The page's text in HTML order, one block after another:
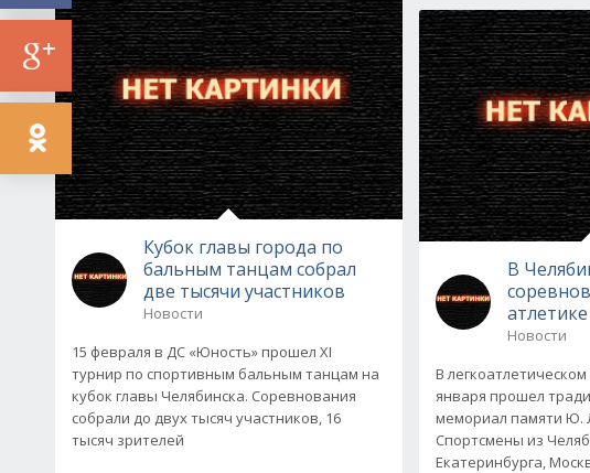
Кубок главы города по
бальным танцам собрал
две тысячи участников
Новости
15 февраля в ДС «Юность» прошел XI
турнир по спортивным бальным танцам на
кубок главы Челябинска. Соревнования
собрали до двух тысяч участников, 16
тысяч зрителей
В
атлетике
Новости
В
января прошел
мемориал памяти Ю.
Спортсмены из
Екатеринбурга,